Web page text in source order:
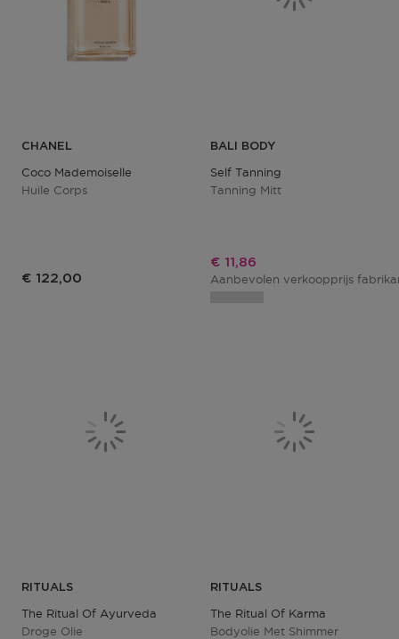
CHANEL
Coco Mademoiselle
Huile Corps
€ 122,00
BALI BODY
Self Tanning
Tanning Mitt
Kortingsprijs
€ 11,86
Aanbevolen verkoopprijs
RITUALS
The Ritual Of Ayurveda
Droge Olie
RITUALS
The Ritual Of Karma
Bodyolie Met Shimmer